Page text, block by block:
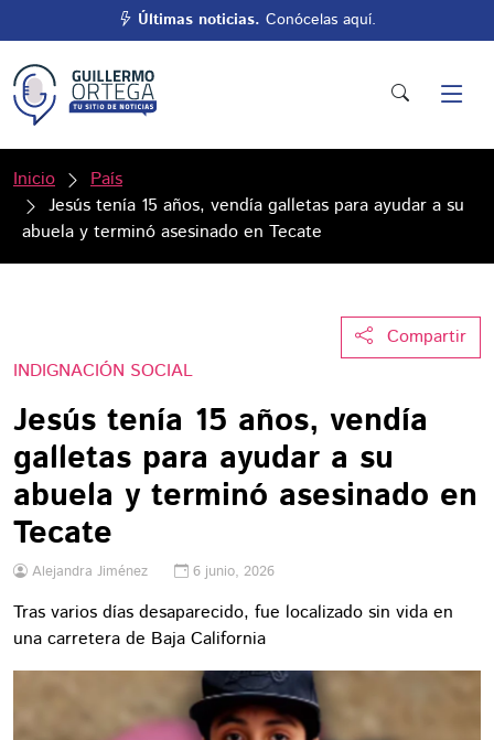
Últimas noticias. Conócelas aquí.
Inicio
País
Jesús tenía 15 años, vendía galletas para ayudar a su
abuela y terminó asesinado en Tecate
Compartir
INDIGNACIÓN SOCIAL
Jesús tenía 15 años, vendía
galletas para ayudar a su
abuela y terminó asesinado en
Tecate
Alejandra Jiménez 6 junio, 2026
Tras varios días desaparecido, fue localizado sin vida en
una carretera de Baja California